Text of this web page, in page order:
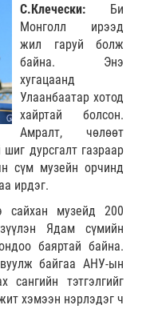
С.Клечески: Би
Монголл ирээд
жил гаруй болж
байна. Энэ
хугацаанд
Улаанбаатар хотод
хайртай болсон.
Амралт, чөлөөт
дурсгалт газраар
сүм музейн орчинд
ирдэг.
сайхан музейд 200
Ядам сүмийн
баяртай байна.
байгаа АНУ-ын
сангийн тэтгэлгийг
хэмээн нэрлэдэг ч